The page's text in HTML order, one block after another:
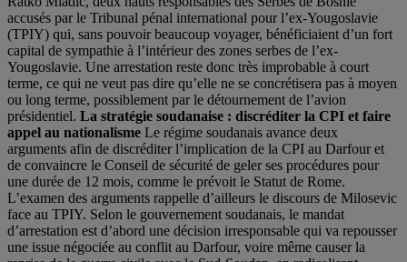
accusés par le Tribunal pénal international pour l’ex-Yougoslavie
(TPIY) qui, sans pouvoir beaucoup voyager, bénéficiaient d’un fort
capital de sympathie à l’intérieur des zones serbes de l’ex-
Yougoslavie. Une arrestation reste donc très improbable à court
terme, ce qui ne veut pas dire qu’elle ne se concrétisera pas à moyen
ou long terme, possiblement par le détournement de l’avion
présidentiel. La stratégie soudanaise : discréditer la CPI et faire
appel au nationalisme Le régime soudanais avance deux
arguments afin de discréditer l’implication de la CPI au Darfour et
de convaincre le Conseil de sécurité de geler ses procédures pour
une durée de 12 mois, comme le prévoit le Statut de Rome.
L’examen des arguments rappelle d’ailleurs le discours de Milosevic
face au TPIY. Selon le gouvernement soudanais, le mandat
d’arrestation est d’abord une décision irresponsable qui va repousser
une issue négociée au conflit au Darfour, voire même causer la